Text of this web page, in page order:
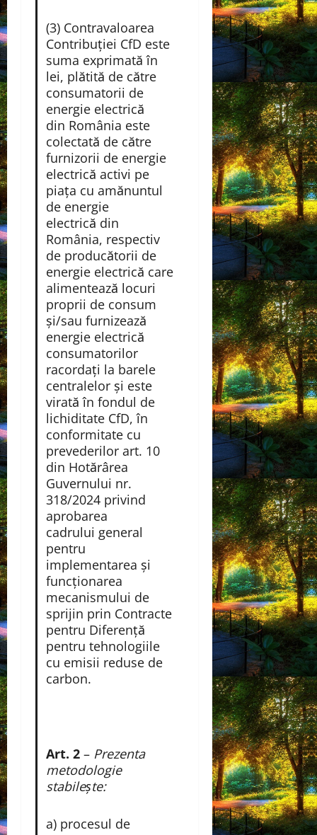
(3) Contravaloarea
Contribuţiei CfD este
suma exprimată în
lei, plătită de către
consumatorii de
energie electrică
din România este
colectată de către
furnizorii de energie
electrică activi pe
piața cu amănuntul
de energie
electrică din
România, respectiv
de producătorii de
energie electrică care
alimentează locuri
proprii de consum
şi/sau furnizează
energie electrică
consumatorilor
racordaţi la barele
centralelor și este
virată în fondul de
lichiditate CfD, în
conformitate cu
prevederilor art. 10
din Hotărârea
Guvernului nr.
318/2024 privind
aprobarea
cadrului general
pentru
implementarea și
funcționarea
mecanismului de
sprijin prin Contracte
pentru Diferență
pentru tehnologiile
cu emisii reduse de
carbon.
Art. 2– Prezenta
metodologie
stabileşte:
a) procesul de